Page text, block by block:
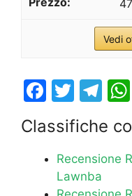
Vedi
F
c
e
b
T
w
itt
er
T
e
gr
Classifiche
Recensione
Lawnba